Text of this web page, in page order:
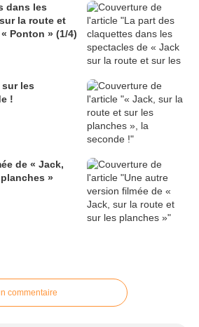
dans les
la route et
Ponton » (1/4)
les
!
de « Jack,
»
commentaire